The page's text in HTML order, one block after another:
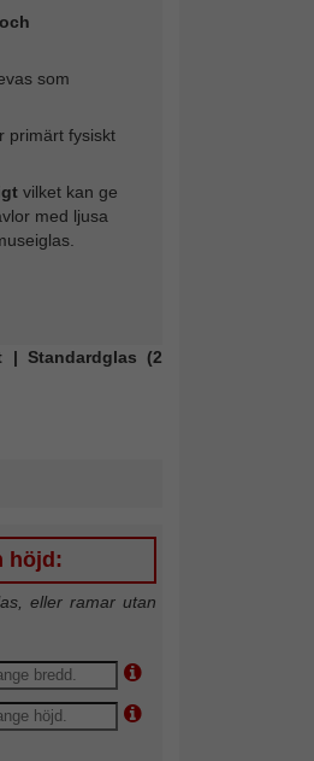
som
primärt fysiskt
vilket kan ge
med ljusa
| Standardglas (2
höjd:
eller ramar utan